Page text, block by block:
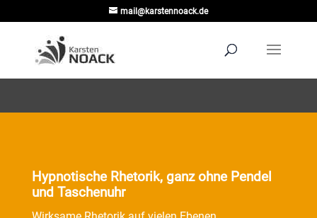
mail@karstennoack.de
Hypnotische Rhetorik, ganz ohne Pendel
und Taschenuhr